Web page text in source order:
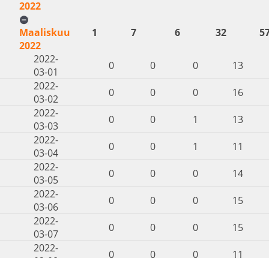
2022
Maaliskuu
2022
1 7 6 32
2022-
03-01
0 0 0
13
2022-
03-02
0 0 0
16
2022-
03-03
0 0 1
13
2022-
03-04
0 0 1
11
2022-
03-05
0 0 0
14
2022-
03-06
0 0 0
15
2022-
03-07
0 0 0
15
2022-
0 0 0
11